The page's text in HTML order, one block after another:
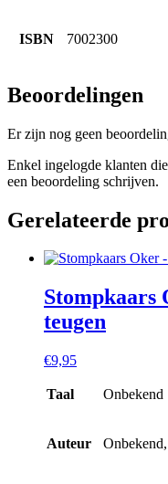
ISBN 7002300
Beoordelingen
Er zijn nog geen
Enkel ingelogde klanten
een beoordeling schrijven.
Gerelateerde
Stompkaars
teugen
€9,95
Taal Onbekend
Auteur